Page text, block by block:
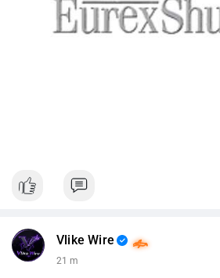
Vlike Wire
21 m